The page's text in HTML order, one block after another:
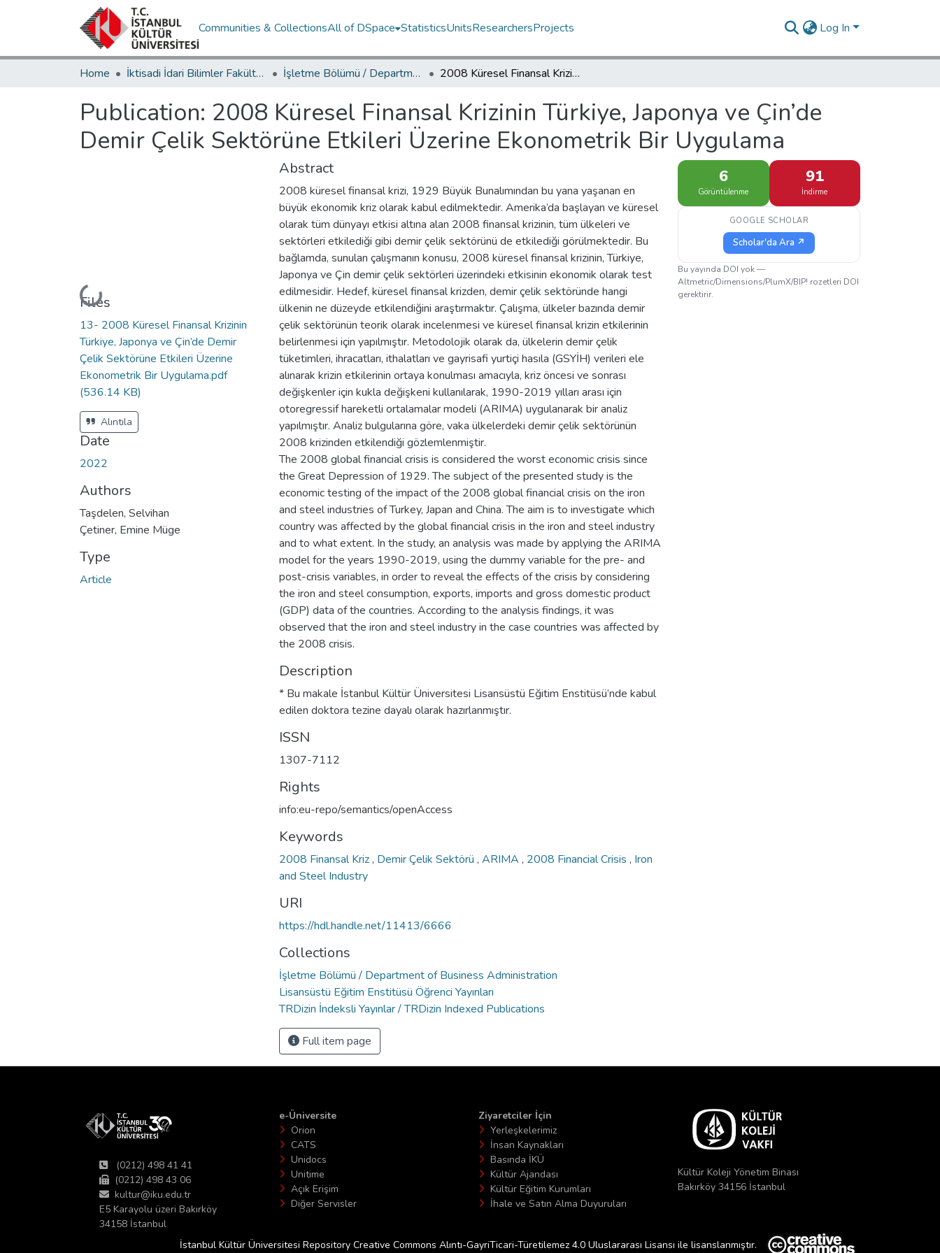
Communities & CollectionsAll of DSpace StatisticsUnitsResearchersProjects Log In
Home İktisadi İdari Bilimler Fakültesi / Faculty of Economics and Administrative Sciences İşletme Bölümü / Department of Business Administration 2008 Küresel Finansal Krizinin Türkiye, Japonya ve Çin’de Demir Çelik Sektörüne Etkileri Üzerine Ekonometrik Bir Uygulama
Publication: 2008 Küresel Finansal Krizinin Türkiye, Japonya ve Çin’de
Demir Çelik Sektörüne Etkileri Üzerine Ekonometrik Bir Uygulama
Loading...
Files
13- 2008 Küresel Finansal Krizinin
Türkiye, Japonya ve Çin’de Demir
Çelik Sektörüne Etkileri Üzerine
Ekonometrik Bir Uygulama.pdf
(536.14 KB)
Alıntıla
Date
2022
Authors
Taşdelen, Selvihan
Çetiner, Emine Müge
Type
Article
Abstract
2008 küresel finansal krizi, 1929 Büyük Bunalımından bu yana yaşanan en
büyük ekonomik kriz olarak kabul edilmektedir. Amerika’da başlayan ve küresel
olarak tüm dünyayı etkisi altına alan 2008 finansal krizinin, tüm ülkeleri ve
sektörleri etkilediği gibi demir çelik sektörünü de etkilediği görülmektedir. Bu
bağlamda, sunulan çalışmanın konusu, 2008 küresel finansal krizinin, Türkiye,
Japonya ve Çin demir çelik sektörleri üzerindeki etkisinin ekonomik olarak test
edilmesidir. Hedef, küresel finansal krizden, demir çelik sektöründe hangi
ülkenin ne düzeyde etkilendiğini araştırmaktır. Çalışma, ülkeler bazında demir
çelik sektörünün teorik olarak incelenmesi ve küresel finansal krizin etkilerinin
belirlenmesi için yapılmıştır. Metodolojik olarak da, ülkelerin demir çelik
tüketimleri, ihracatları, ithalatları ve gayrisafi yurtiçi hasıla (GSYİH) verileri ele
alınarak krizin etkilerinin ortaya konulması amacıyla, kriz öncesi ve sonrası
değişkenler için kukla değişkeni kullanılarak, 1990-2019 yılları arası için
otoregressif hareketli ortalamalar modeli (ARIMA) uygulanarak bir analiz
yapılmıştır. Analiz bulgularına göre, vaka ülkelerdeki demir çelik sektörünün
2008 krizinden etkilendiği gözlemlenmiştir.
The 2008 global financial crisis is considered the worst economic crisis since
the Great Depression of 1929. The subject of the presented study is the
economic testing of the impact of the 2008 global financial crisis on the iron
and steel industries of Turkey, Japan and China. The aim is to investigate which
country was affected by the global financial crisis in the iron and steel industry
and to what extent. In the study, an analysis was made by applying the ARIMA
model for the years 1990-2019, using the dummy variable for the pre- and
post-crisis variables, in order to reveal the effects of the crisis by considering
the iron and steel consumption, exports, imports and gross domestic product
(GDP) data of the countries. According to the analysis findings, it was
observed that the iron and steel industry in the case countries was affected by
the 2008 crisis.
Description
* Bu makale İstanbul Kültür Üniversitesi Lisansüstü Eğitim Enstitüsü’nde kabul
edilen doktora tezine dayalı olarak hazırlanmıştır.
ISSN
1307-7112
Rights
info:eu-repo/semantics/openAccess
Keywords
2008 Finansal Kriz, Demir Çelik Sektörü , ARIMA , 2008 Financial Crisis , Iron
and Steel Industry
URI
https://hdl.handle.net/11413/6666
Collections
İşletme Bölümü / Department of Business Administration
Lisansüstü Eğitim Enstitüsü Öğrenci Yayınları
TRDizin İndeksli Yayınlar / TRDizin Indexed Publications
Full item page
6
Görüntülenme
91
İndirme
GOOGLE SCHOLAR
Scholar'da Ara ↗
Bu yayında DOI yok —
Altmetric/Dimensions/PlumX/BIP! rozetleri DOI
gerektirir.
(0212) 498 41 41
(0212) 498 43 06
kultur@iku.edu.tr
E5 Karayolu üzeri Bakırköy
34158 İstanbul
e-Üniversite
Orion
CATS
Unidocs
Unitime
Açık Erişim
Diğer Servisler
Ziyaretciler İçin
Yerleşkelerimiz
İnsan Kaynakları
Basında İKÜ
Kültür Ajandası
Kültür Eğitim Kurumları
İhale ve Satın Alma Duyuruları
Kültür Koleji Yönetim Binası
Bakırköy 34156 İstanbul
İstanbul Kültür Üniversitesi Repository Creative Commons Alıntı-GayriTicari-Türetilemez 4.0 Uluslararası Lisansı ile lisanslanmıştır.